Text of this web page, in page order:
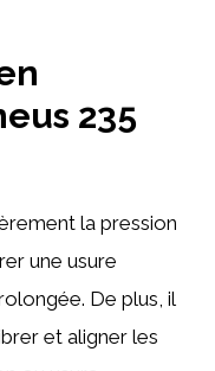
235
la pression
une usure
De plus, il
et aligner les